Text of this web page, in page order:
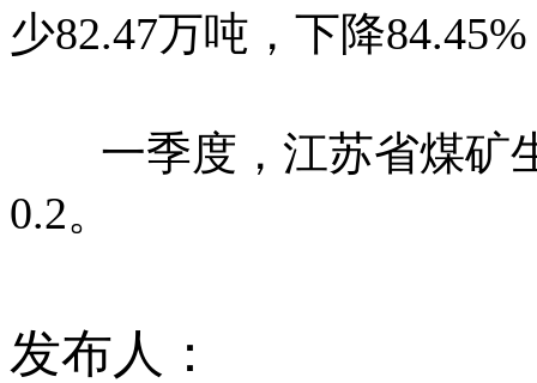
少82.47万吨，下降
一季度，江苏省煤矿生
0.2。
发布人：